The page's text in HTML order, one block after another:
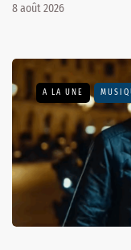
8 août 2026
A LA UNE